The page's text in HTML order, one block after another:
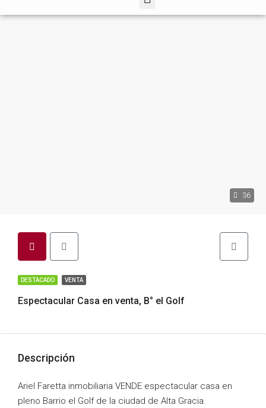
36
DESTACADO VENTA
Espectacular Casa en venta, B° el Golf
Descripción
Ariel Faretta inmobiliaria VENDE espectacular casa en
pleno Barrio el Golf de la ciudad de Alta Gracia.